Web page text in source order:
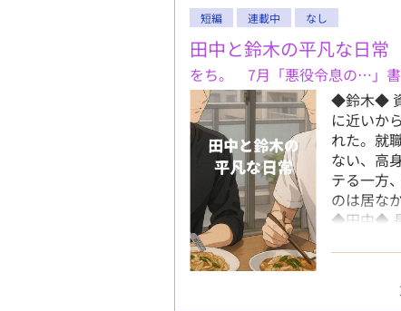
短編 連載中 なし
田中と鈴木の平凡な日常
をち。 7月「悪役令息の…」
◆鈴木◆
に近いか
れた。就
ない、高
テる一方
のは居な
◆田中◆ 長
鈴木の
していた
きた。
緒に食